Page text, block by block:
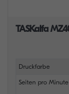
TASKalfa
Druckfarbe
Seiten pro Minute